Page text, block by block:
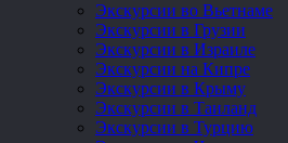
Экскурсии во Вьетнаме
Экскурсии в Грузии
Экскурсии в Израиле
Экскурсии на Кипре
Экскурсии в Крыму
Экскурсии в Таиланд
Экскурсии в Турцию